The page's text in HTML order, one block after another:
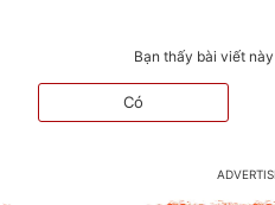
Bạn thấy bài viết
Có